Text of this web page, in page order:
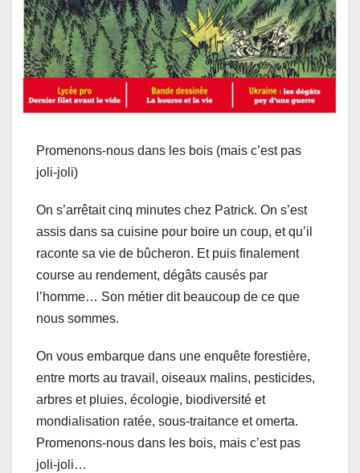
Promenons-nous dans les bois (mais c’est pas
joli-joli)
On s’arrêtait cinq minutes chez Patrick. On s’est
assis dans sa cuisine pour boire un coup, et qu’il
raconte sa vie de bûcheron. Et puis finalement
course au rendement, dégâts causés par
l’homme… Son métier dit beaucoup de ce que
nous sommes.
On vous embarque dans une enquête forestière,
entre morts au travail, oiseaux malins, pesticides,
arbres et pluies, écologie, biodiversité et
mondialisation ratée, sous-traitance et omerta.
Promenons-nous dans les bois, mais c’est pas
joli-joli…